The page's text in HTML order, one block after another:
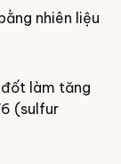
nhiên liệu
làm tăng
(sulfur